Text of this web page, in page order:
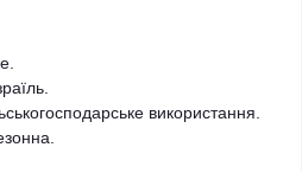
використання.